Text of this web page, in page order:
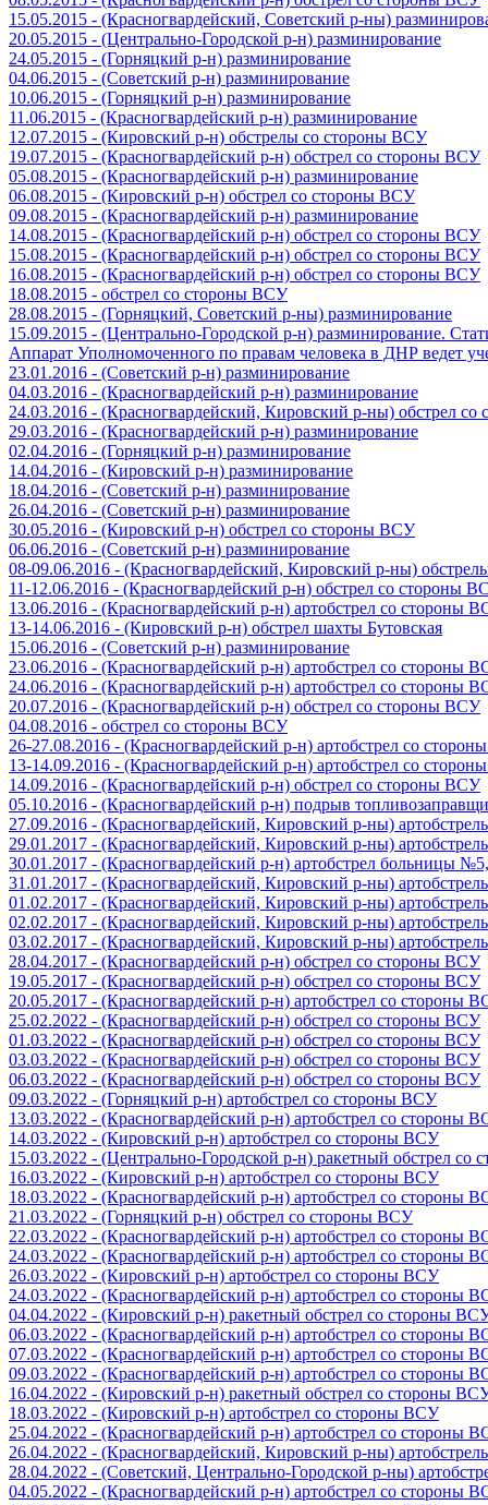
15.05.2015 - (Красногвардейский, Советский р-ны)
20.05.2015 - (Центрально-Городской р-н) разминирование
24.05.2015 - (Горняцкий р-н) разминирование
04.06.2015 - (Советский р-н) разминирование
10.06.2015 - (Горняцкий р-н) разминирование
11.06.2015 - (Красногвардейский р-н) разминирование
12.07.2015 - (Кировский р-н) обстрелы со стороны ВСУ
19.07.2015 - (Красногвардейский р-н) обстрел со стороны ВСУ
05.08.2015 - (Красногвардейский р-н) разминирование
06.08.2015 - (Кировский р-н) обстрел со стороны ВСУ
09.08.2015 - (Красногвардейский р-н) разминирование
14.08.2015 - (Красногвардейский р-н) обстрел со стороны ВСУ
15.08.2015 - (Красногвардейский р-н) обстрел со стороны ВСУ
16.08.2015 - (Красногвардейский р-н) обстрел со стороны ВСУ
18.08.2015 - обстрел со стороны ВСУ
28.08.2015 - (Горняцкий, Советский р-ны) разминирование
15.09.2015 - (Центрально-Городской р-н) разминирование.
Аппарат Уполномоченного по правам человека в ДНР ведет
23.01.2016 - (Советский р-н) разминирование
04.03.2016 - (Красногвардейский р-н) разминирование
24.03.2016 - (Красногвардейский, Кировский р-ны) обстрел
29.03.2016 - (Красногвардейский р-н) разминирование
02.04.2016 - (Горняцкий р-н) разминирование
14.04.2016 - (Кировский р-н) разминирование
18.04.2016 - (Советский р-н) разминирование
26.04.2016 - (Советский р-н) разминирование
30.05.2016 - (Кировский р-н) обстрел со стороны ВСУ
06.06.2016 - (Советский р-н) разминирование
08-09.06.2016 - (Красногвардейский, Кировский р-ны)
11-12.06.2016 - (Красногвардейский р-н) обстрел со стороны
13.06.2016 - (Красногвардейский р-н) артобстрел со стороны
13-14.06.2016 - (Кировский р-н) обстрел шахты Бутовская
15.06.2016 - (Советский р-н) разминирование
23.06.2016 - (Красногвардейский р-н) артобстрел со стороны
24.06.2016 - (Красногвардейский р-н) артобстрел со стороны
20.07.2016 - (Красногвардейский р-н) обстрел со стороны ВСУ
04.08.2016 - обстрел со стороны ВСУ
26-27.08.2016 - (Красногвардейский р-н) артобстрел со
13-14.09.2016 - (Красногвардейский р-н) артобстрел со
14.09.2016 - (Красногвардейский р-н) обстрел со стороны ВСУ
05.10.2016 - (Красногвардейский р-н) подрыв
27.09.2016 - (Красногвардейский, Кировский р-ны)
29.01.2017 - (Красногвардейский, Кировский р-ны)
30.01.2017 - (Красногвардейский р-н) артобстрел больницы
31.01.2017 - (Красногвардейский, Кировский р-ны)
01.02.2017 - (Красногвардейский, Кировский р-ны)
02.02.2017 - (Красногвардейский, Кировский р-ны)
03.02.2017 - (Красногвардейский, Кировский р-ны)
28.04.2017 - (Красногвардейский р-н) обстрел со стороны ВСУ
19.05.2017 - (Красногвардейский р-н) обстрел со стороны ВСУ
20.05.2017 - (Красногвардейский р-н) артобстрел со стороны
25.02.2022 - (Красногвардейский р-н) обстрел со стороны ВСУ
01.03.2022 - (Красногвардейский р-н) обстрел со стороны ВСУ
03.03.2022 - (Красногвардейский р-н) обстрел со стороны ВСУ
06.03.2022 - (Красногвардейский р-н) обстрел со стороны ВСУ
09.03.2022 - (Горняцкий р-н) артобстрел со стороны ВСУ
13.03.2022 - (Красногвардейский р-н) артобстрел со стороны
14.03.2022 - (Кировский р-н) артобстрел со стороны ВСУ
15.03.2022 - (Центрально-Городской р-н) ракетный обстрел со
16.03.2022 - (Кировский р-н) артобстрел со стороны ВСУ
18.03.2022 - (Красногвардейский р-н) артобстрел со стороны
21.03.2022 - (Горняцкий р-н) обстрел со стороны ВСУ
22.03.2022 - (Красногвардейский р-н) артобстрел со стороны
24.03.2022 - (Красногвардейский р-н) артобстрел со стороны
26.03.2022 - (Кировский р-н) артобстрел со стороны ВСУ
24.03.2022 - (Красногвардейский р-н) артобстрел со стороны
04.04.2022 - (Кировский р-н) ракетный обстрел со стороны
06.03.2022 - (Красногвардейский р-н) артобстрел со стороны
07.03.2022 - (Красногвардейский р-н) артобстрел со стороны
09.03.2022 - (Красногвардейский р-н) артобстрел со стороны
16.04.2022 - (Кировский р-н) ракетный обстрел со стороны
18.03.2022 - (Кировский р-н) артобстрел со стороны ВСУ
25.04.2022 - (Красногвардейский р-н) артобстрел со стороны
26.04.2022 - (Красногвардейский, Кировский р-ны)
28.04.2022 - (Советский, Центрально-Городской р-ны)
04.05.2022 - (Красногвардейский р-н) артобстрел со стороны